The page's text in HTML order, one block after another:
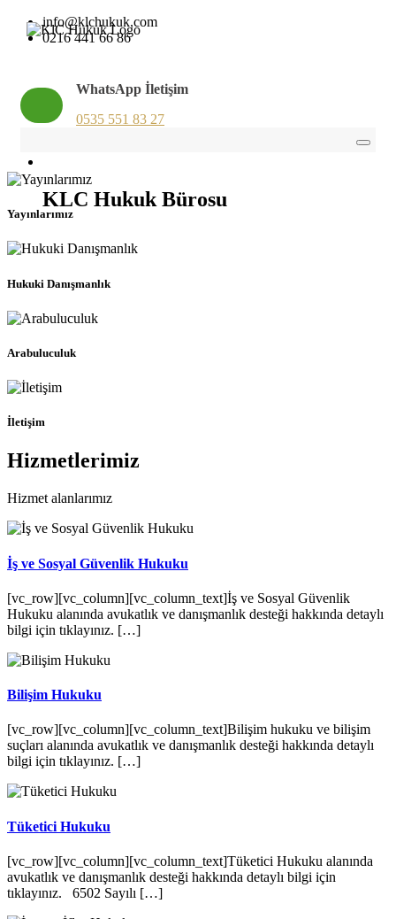
info@klchukuk.com
0216 441 66 86
WhatsApp İletişim
0535 551 83 27
KLC Hukuk Bürosu
Yayınlarımız
Hukuki Danışmanlık
Arabuluculuk
İletişim
Hizmetlerimiz
Hizmet alanlarımız
İş ve Sosyal Güvenlik Hukuku
[vc_row][vc_column][vc_column_text]İş ve Sosyal Güvenlik
Hukuku alanında avukatlık ve danışmanlık desteği hakkında detaylı
bilgi için tıklayınız. […]
Bilişim Hukuku
[vc_row][vc_column][vc_column_text]Bilişim hukuku ve bilişim
suçları alanında avukatlık ve danışmanlık desteği hakkında detaylı
bilgi için tıklayınız. […]
Tüketici Hukuku
[vc_row][vc_column][vc_column_text]Tüketici Hukuku alanında
avukatlık ve danışmanlık desteği hakkında detaylı bilgi için
tıklayınız. 6502 Sayılı […]